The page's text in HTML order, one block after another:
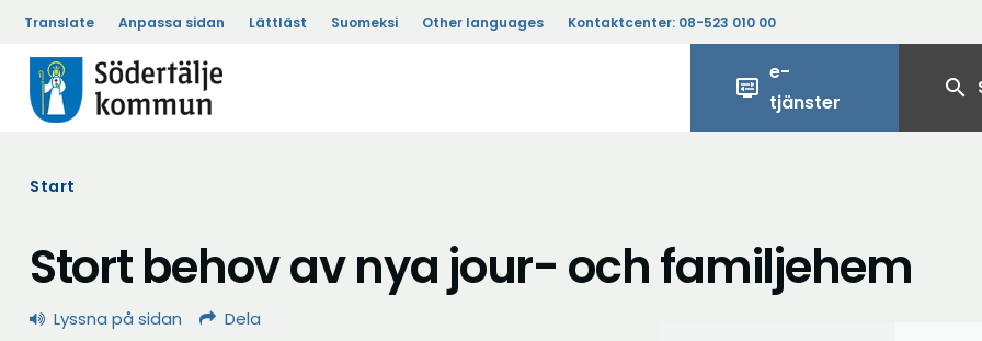
Translate Anpassa sidan Lättläst Suomeksi Other languages Kontaktcenter: 08-523 010 00
display_settings
e-
tjänster
search
Start
Stort behov av nya jour- och familjehem
Lyssna på sidan Dela